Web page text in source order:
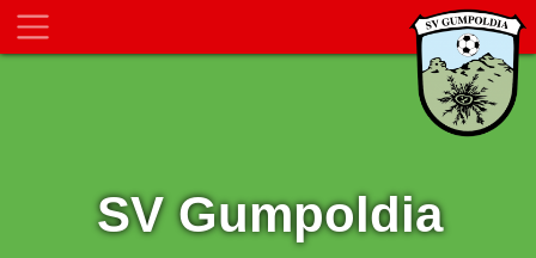
SV Gumpoldia